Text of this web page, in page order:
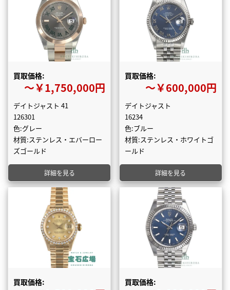
買取価格:
〜￥1,750,000円
デイトジャスト 41
126301
色:グレー
材質:ステンレス・エバーロー
ズゴールド
詳細を見る
買取価格:
〜￥600,000円
デイトジャスト
16234
色:ブルー
材質:ステンレス・ホワイトゴ
ールド
詳細を見る
買取価格: 買取価格: